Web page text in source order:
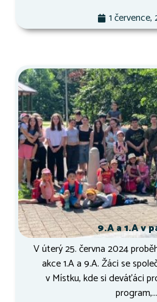
1 července,
9.A a 1.A v
V úterý 25. června 2024
akce 1.A a 9.A. Žáci se
v Místku, kde si deváťáci
program,...